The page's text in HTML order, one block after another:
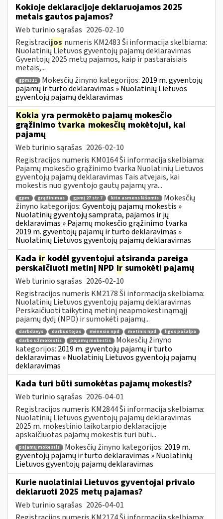
Kokioje deklaracijoje deklaruojamos 2025
metais gautos pajamos?
Web turinio sąrašas 2026-02-10
Registracijos numeris KM2483 Ši informacija skelbiama:
Nuolatinių Lietuvos gyventojų pajamų deklaravimas
Gyventojų 2025 metų pajamos, kaip ir pastaraisiais
metais,...
gpm311 Mokesčių žinyno kategorijos: 2019 m. gyventojų
pajamų ir turto deklaravimas » Nuolatinių Lietuvos
gyventojų pajamų deklaravimas
Kokia yra permokėto pajamų mokesčio
grąžinimo tvarka mokesčių mokėtojui, kai
pajamų
Web turinio sąrašas 2026-02-10
Registracijos numeris KM0164 Ši informacija skelbiama:
Pajamų mokesčio grąžinimo tvarka Nuolatinių Lietuvos
gyventojų pajamų deklaravimas Tais atvejais, kai
mokestis nuo gyventojo gautų pajamų yra...
gpm grąžinimas gpmį 27 str 7 kito asmens lėšomis
Mokesčių
žinyno kategorijos:Gyventojų pajamų mokestis »
Nuolatinių gyventojų samprata, pajamos ir jų
deklaravimas » Pajamų mokesčio grąžinimo tvarka
2019 m. gyventojų pajamų ir turto deklaravimas »
Nuolatinių Lietuvos gyventojų pajamų deklaravimas
Kada ir kodėl gyventojui atsiranda pareiga
perskaičiuoti metinį NPD ir sumokėti pajamų
Web turinio sąrašas 2026-02-10
Registracijos numeris KM2178 Ši informacija skelbiama:
Nuolatinių Lietuvos gyventojų pajamų deklaravimas
Perskaičiuoti taikytiną metinį neapmokestinąmąjį
pajamų dydį (NPD) ir sumokėti pajamų...
darbdavys darbuotojas mėnesio npd metinis npd
ligos pašalpa
darbo užmokestis
pajamų mokestis
Mokesčių žinyno
kategorijos: 2019 m. gyventojų pajamų ir turto
deklaravimas » Nuolatinių Lietuvos gyventojų pajamų
deklaravimas
Kada turi būti sumokėtas pajamų mokestis?
Web turinio sąrašas 2026-04-01
Registracijos numeris KM2844 Ši informacija skelbiama:
Nuolatinių Lietuvos gyventojų pajamų deklaravimas
2025 m. mokestinio laikotarpio deklaracijoje
apskaičiuotas pajamų mokestis turi būti...
pajamų mokestis Mokesčių žinyno kategorijos: 2019 m.
gyventojų pajamų ir turto deklaravimas » Nuolatinių
Lietuvos gyventojų pajamų deklaravimas
Kurie nuolatiniai Lietuvos gyventojai privalo
deklaruoti 2025 metų pajamas?
Web turinio sąrašas 2026-04-01